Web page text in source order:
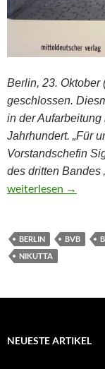
Berlin, 23. Oktober
geschlossen.
in der
Jahrhundert. „Für
Vorstandschefin
des dritten Bandes
BVG-Lückenschluss
weiterlesen →
BERLIN BVB
NIKUTTA
NEUESTE ARTIKEL